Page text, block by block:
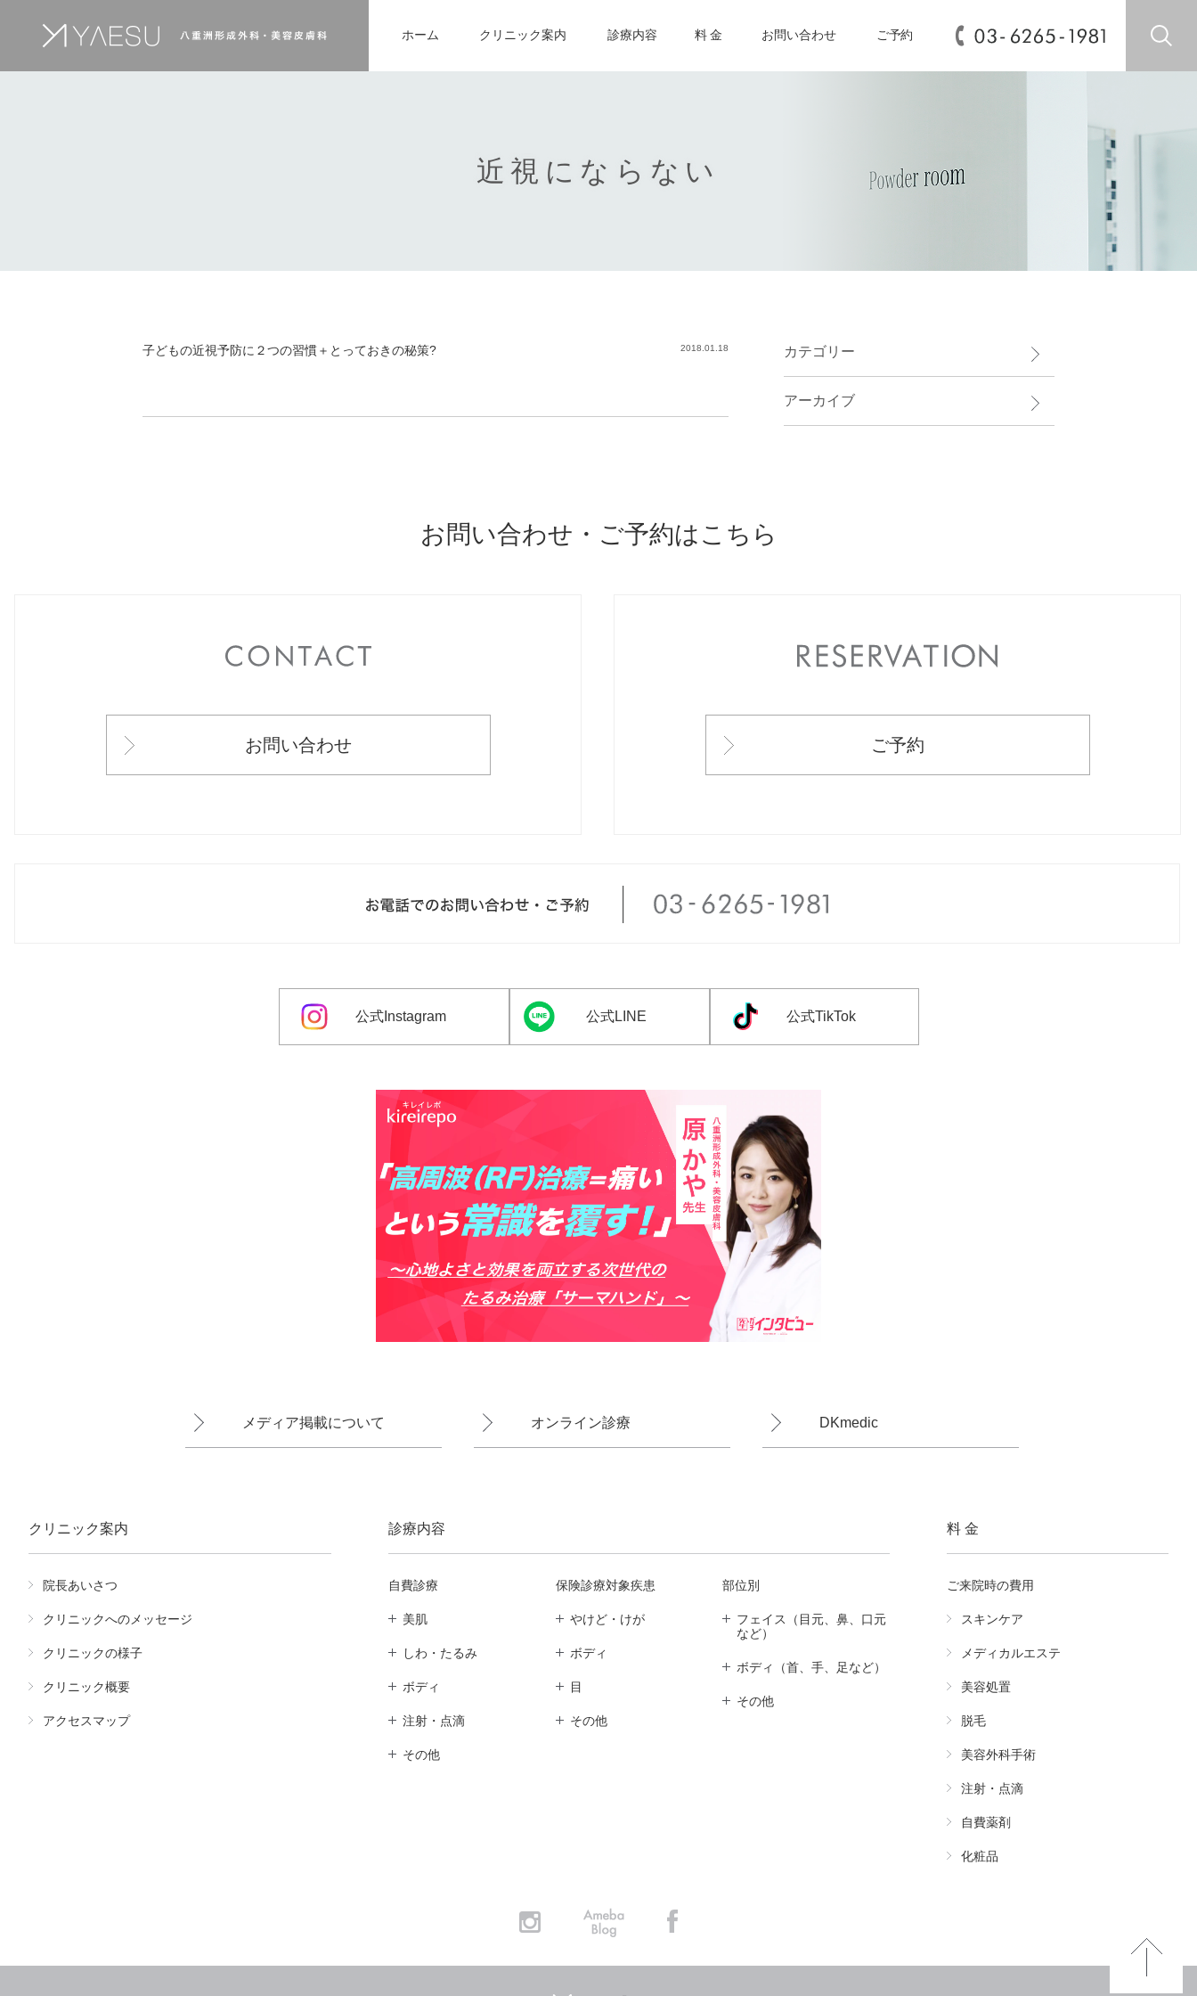
ホーム クリニック案内 診療内容 料 金 お問い合わせ ご予約
近視にならない
カテゴリー
アーカイブ
子どもの近視予防に２つの習慣＋とっておきの秘策? 2018.01.18
お問い合わせ・ご予約はこちら
お問い合わせ ご予約
公式Instagram 公式LINE 公式TikTok
メディア掲載について オンライン診療 DKmedic
クリニック案内
院長あいさつ
クリニックへのメッセージ
クリニックの様子
クリニック概要
アクセスマップ
診療内容
自費診療
美肌
しわ・たるみ
ボディ
注射・点滴
その他
保険診療対象疾患
やけど・けが
ボディ
目
その他
部位別
フェイス（目元、鼻、口元
など）
ボディ（首、手、足など）
その他
料 金
ご来院時の費用
スキンケア
メディカルエステ
美容処置
脱毛
美容外科手術
注射・点滴
自費薬剤
化粧品